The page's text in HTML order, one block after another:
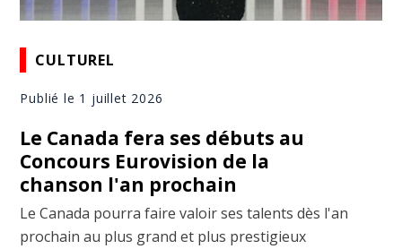
CULTUREL
Publié le 1 juillet 2026
Le Canada fera ses débuts au
Concours Eurovision de la
chanson l'an prochain
Le Canada pourra faire valoir ses talents dès l'an
prochain au plus grand et plus prestigieux